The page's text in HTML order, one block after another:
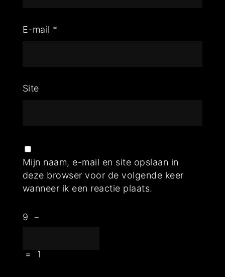
E-mail *
Site
Mijn naam, e-mail en site opslaan in
deze browser voor de volgende keer
wanneer ik een reactie plaats.
9 −
= 1